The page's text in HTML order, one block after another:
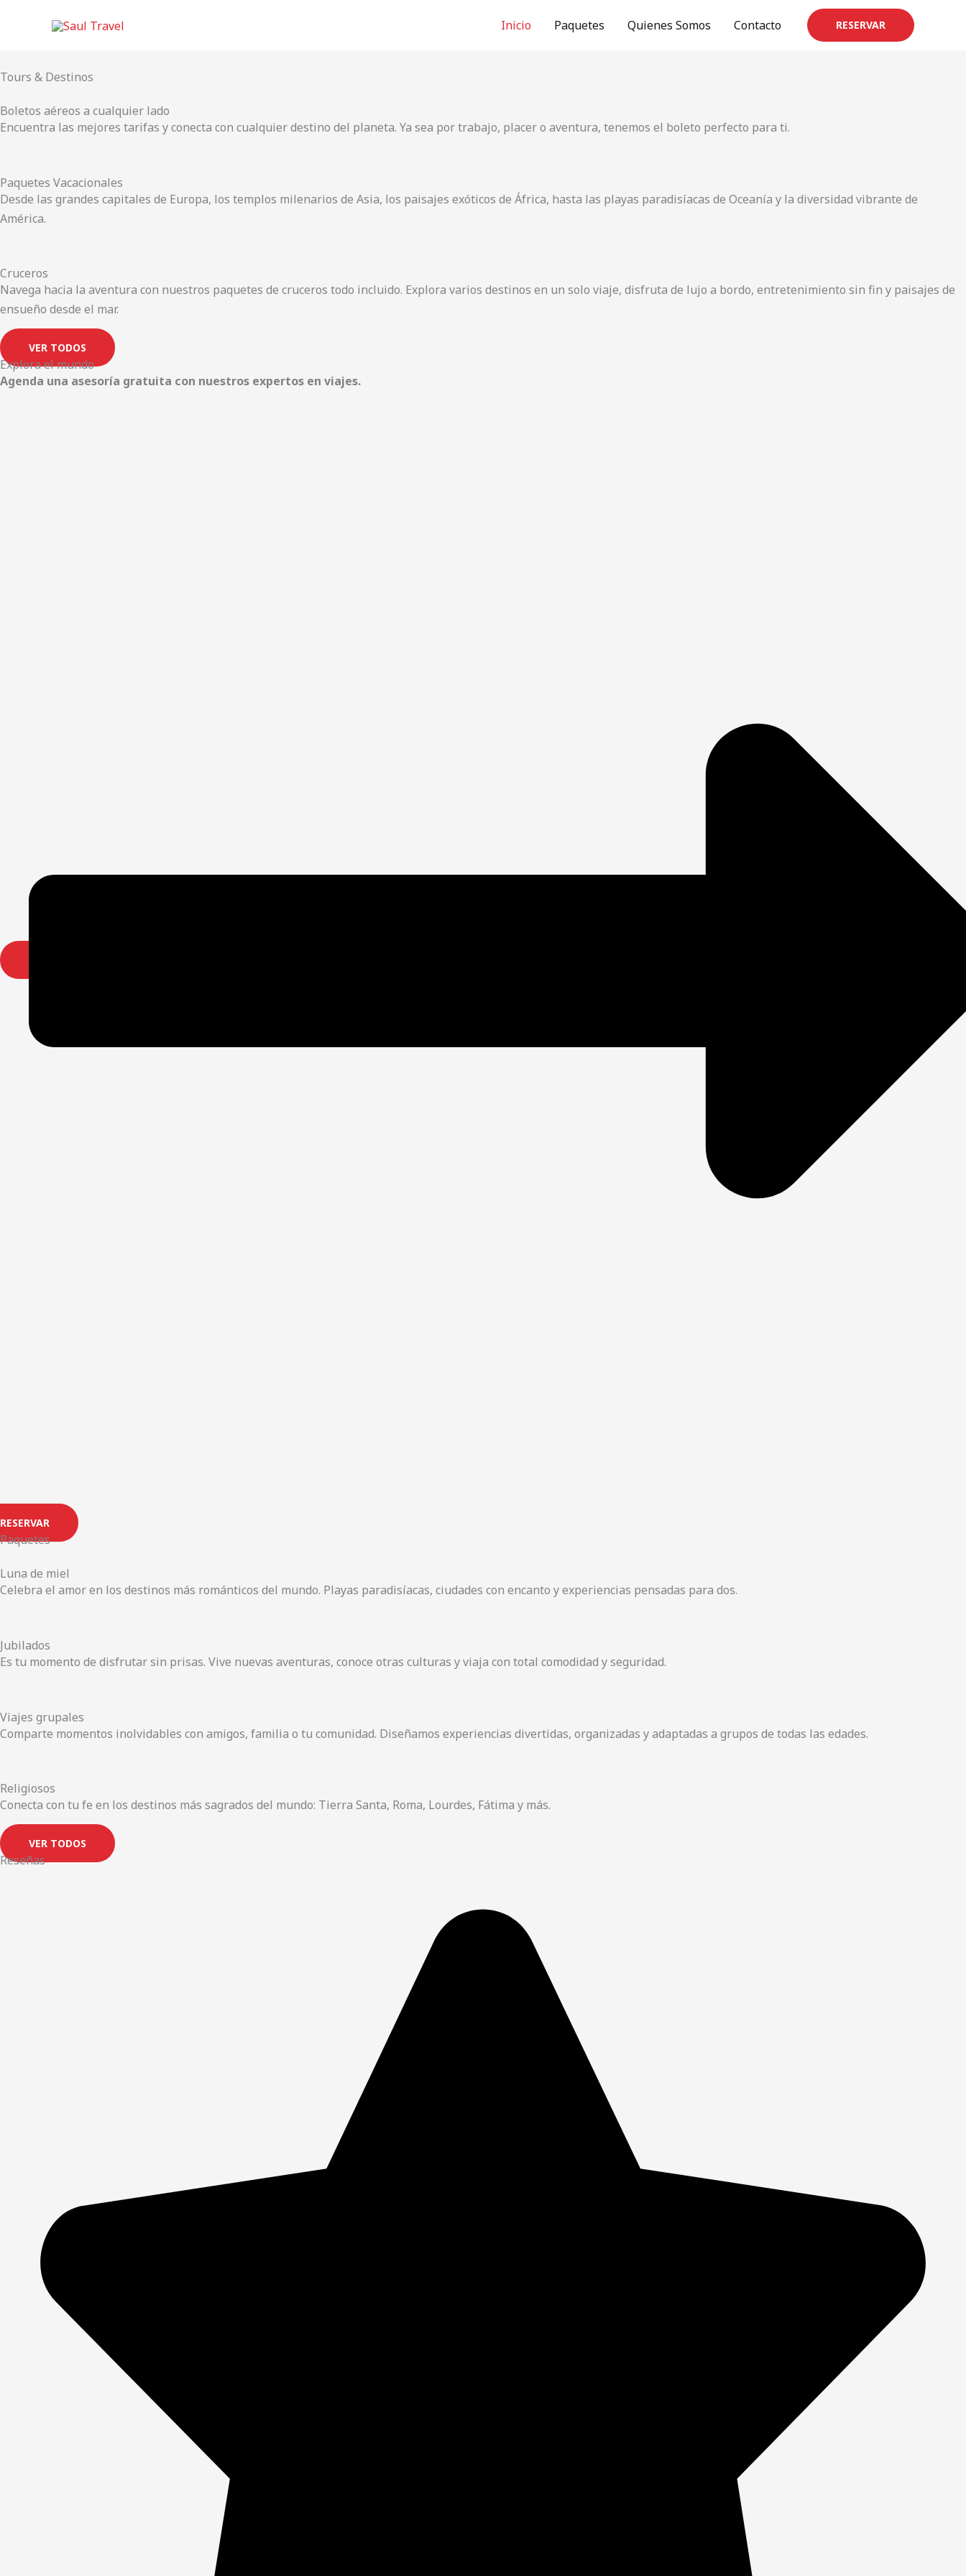
Inicio Paquetes Quienes Somos Contacto RESERVAR
Tours & Destinos
Boletos aéreos a cualquier lado
Encuentra las mejores tarifas y conecta con cualquier destino del planeta. Ya sea por trabajo, placer o aventura, tenemos el boleto perfecto para ti.
Paquetes Vacacionales
Desde las grandes capitales de Europa, los templos milenarios de Asia, los paisajes exóticos de África, hasta las playas paradisíacas de Oceanía y la diversidad vibrante de
América.
Cruceros
Navega hacia la aventura con nuestros paquetes de cruceros todo incluido. Explora varios destinos en un solo viaje, disfruta de lujo a bordo, entretenimiento sin fin y paisajes de
ensueño desde el mar.
VER TODOS
Explora el mundo
Agenda una asesoría gratuita con nuestros expertos en viajes.
RESERVAR
Paquetes
Luna de miel
Celebra el amor en los destinos más románticos del mundo. Playas paradisíacas, ciudades con encanto y experiencias pensadas para dos.
Jubilados
Es tu momento de disfrutar sin prisas. Vive nuevas aventuras, conoce otras culturas y viaja con total comodidad y seguridad.
Viajes grupales
Comparte momentos inolvidables con amigos, familia o tu comunidad. Diseñamos experiencias divertidas, organizadas y adaptadas a grupos de todas las edades.
Religiosos
Conecta con tu fe en los destinos más sagrados del mundo: Tierra Santa, Roma, Lourdes, Fátima y más.
VER TODOS
Reseñas